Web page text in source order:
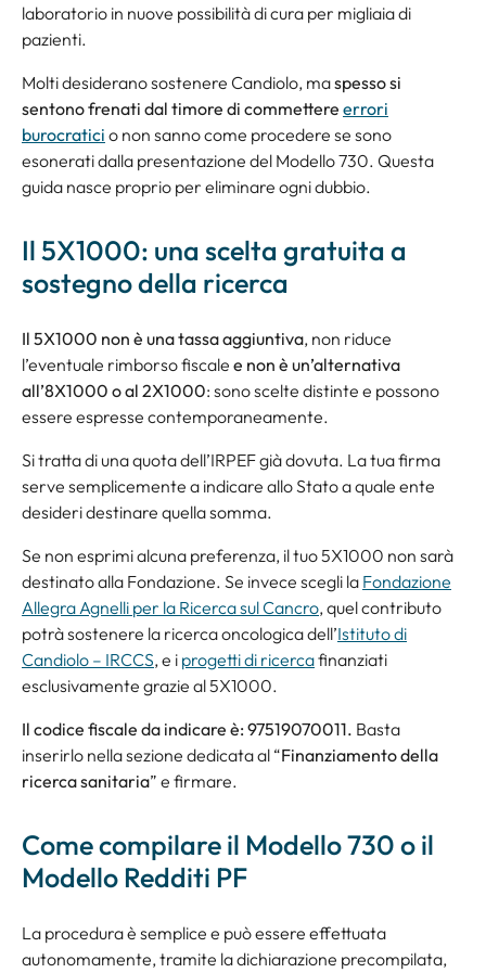
laboratorio in nuove possibilità di cura per migliaia di
pazienti.
Molti desiderano sostenere Candiolo, maspesso si
sentono frenati dal timore di commettere errori
burocratici o non sanno come procedere se sono
esonerati dalla presentazione del Modello 730. Questa
guida nasce proprio per eliminare ogni dubbio.
Il 5X1000: una scelta gratuita a
sostegno della ricerca
Il 5X1000 non è una tassa aggiuntiva, non riduce
l’eventuale rimborso fiscale e non è un’alternativa
all’8X1000 o al 2X1000: sono scelte distinte e possono
essere espresse contemporaneamente.
Si tratta di una quota dell’IRPEF già dovuta. La tua firma
serve semplicemente a indicare allo Stato a quale ente
desideri destinare quella somma.
Se non esprimi alcuna preferenza, il tuo 5X1000 non sarà
destinato alla Fondazione. Se invece scegli la Fondazione
Allegra Agnelli per la Ricerca sul Cancro, quel contributo
potrà sostenere la ricerca oncologica dell’Istituto di
Candiolo – IRCCS, e i progetti di ricercafinanziati
esclusivamente grazie al 5X1000.
Il codice fiscale da indicare è: 97519070011. Basta
inserirlo nella sezione dedicata al “Finanziamento della
ricerca sanitaria” e firmare.
Come compilare il Modello 730 o il
Modello Redditi PF
La procedura è semplice e può essere effettuata
autonomamente, tramite la dichiarazione precompilata,